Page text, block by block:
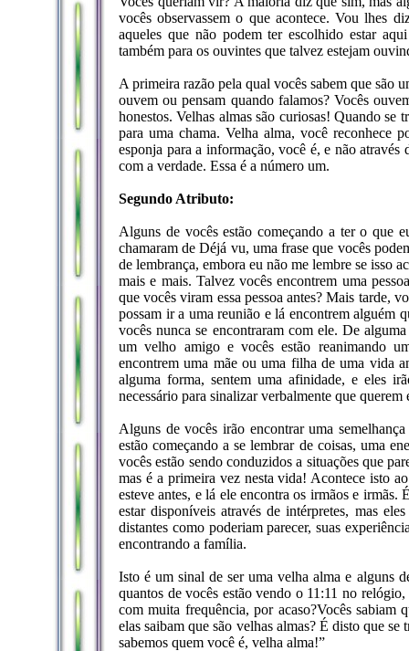
vocês observassem o que acontece. Vou lhes
aqueles que não podem ter escolhido estar
também para os ouvintes que talvez estejam
A primeira razão pela qual vocês sabem que são
ouvem ou pensam quando falamos? Vocês
honestos. Velhas almas são curiosas! Quando se
para uma chama. Velha alma, você reconhece
esponja para a informação, você é, e não
com a verdade. Essa é a número um.
Segundo Atributo:
Alguns de vocês estão começando a ter o que
chamaram de Déjá vu, uma frase que vocês
de lembrança, embora eu não me lembre se isso
mais e mais. Talvez vocês encontrem uma
que vocês viram essa pessoa antes? Mais tarde,
possam ir a uma reunião e lá encontrem alguém
vocês nunca se encontraram com ele. De
um velho amigo e vocês estão reanimando
encontrem uma mãe ou uma filha de uma vida
alguma forma, sentem uma afinidade, e eles
necessário para sinalizar verbalmente que
Alguns de vocês irão encontrar uma
estão começando a se lembrar de coisas, uma
vocês estão sendo conduzidos a situações que
mas é a primeira vez nesta vida! Acontece isto
esteve antes, e lá ele encontra os irmãos e
estar disponíveis através de intérpretes, mas
distantes como poderiam parecer, suas
encontrando a família.
Isto é um sinal de ser uma velha alma e alguns
quantos de vocês estão vendo o 11:11 no
com muita frequência, por acaso?Vocês sabiam
elas saibam que são velhas almas? É disto que
sabemos quem você é, velha alma!”